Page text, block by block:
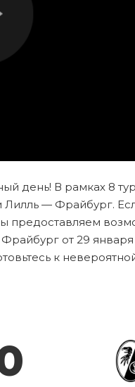
день! В рамках 8
— Фрайбург.
предоставляем
от 29
к